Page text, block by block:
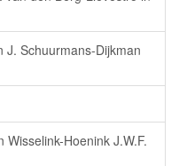
J. Schuurmans-Dijkman
Hoenink J.W.F.